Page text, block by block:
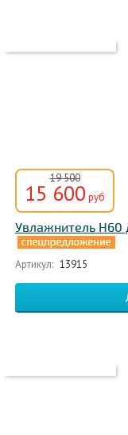
19 500
15 600 руб
Увлажнитель H60
Артикул: 13915